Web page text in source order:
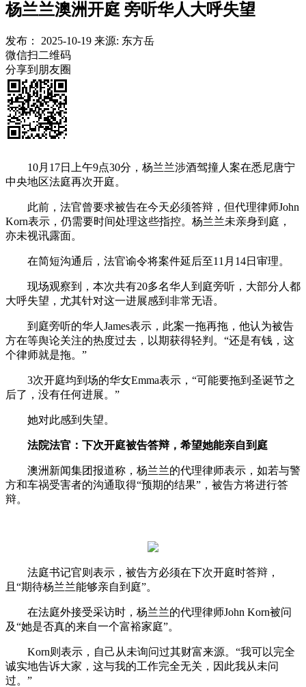
杨兰兰澳洲开庭 旁听华人大呼失望
发布： 2025-10-19 来源: 东方岳
微信扫二维码
分享到朋友圈
10月17日上午9点30分，杨兰兰涉酒驾撞人案在悉尼唐宁
中央地区法庭再次开庭。
此前，法官曾要求被告在今天必须答辩，但代理律师John
Korn表示，仍需要时间处理这些指控。杨兰兰未亲身到庭，
亦未视讯露面。
在简短沟通后，法官谕令将案件延后至11月14日审理。
现场观察到，本次共有20多名华人到庭旁听，大部分人都
大呼失望，尤其针对这一进展感到非常无语。
到庭旁听的华人James表示，此案一拖再拖，他认为被告
方在等舆论关注的热度过去，以期获得轻判。“还是有钱，这
个律师就是拖。”
3次开庭均到场的华女Emma表示，“可能要拖到圣诞节之
后了，没有任何进展。”
她对此感到失望。
法院法官：下次开庭被告答辩，希望她能亲自到庭
澳洲新闻集团报道称，杨兰兰的代理律师表示，如若与警
方和车祸受害者的沟通取得“预期的结果”，被告方将进行答
辩。
法庭书记官则表示，被告方必须在下次开庭时答辩，
且“期待杨兰兰能够亲自到庭”。
在法庭外接受采访时，杨兰兰的代理律师John Korn被问
及“她是否真的来自一个富裕家庭”。
Korn则表示，自己从未询问过其财富来源。“我可以完全
诚实地告诉大家，这与我的工作完全无关，因此我从未问
过。”